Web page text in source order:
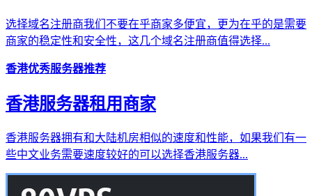
选择域名注册商我们不要在乎商家多便宜，更为在乎的是需要
商家的稳定性和安全性，这几个域名注册商值得选择...
香港优秀服务器推荐
香港服务器租用商家
香港服务器拥有和大陆机房相似的速度和性能，如果我们有一
些中文业务需要速度较好的可以选择香港服务器...